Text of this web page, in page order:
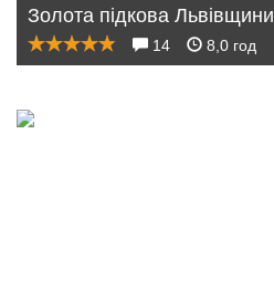
Золота підкова Львівщини
14 8,0 год